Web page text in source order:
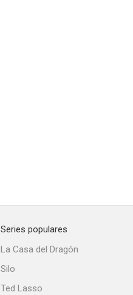
Series populares
La Casa del Dragón
Silo
Ted Lasso